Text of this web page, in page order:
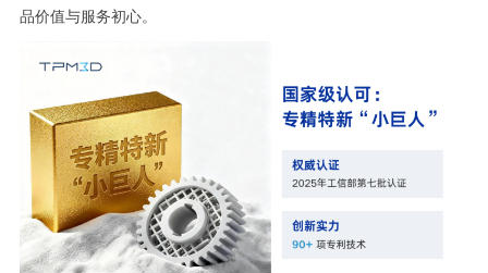
品价值与服务初心。